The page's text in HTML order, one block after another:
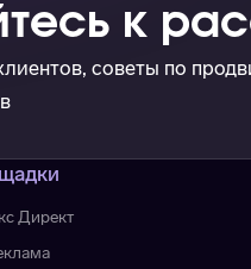
к
советы по
Директ